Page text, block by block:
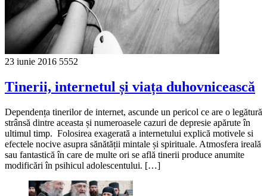
23 iunie 2016 5552
Tinerii, internetul și viața duhovnicească
Dependența tinerilor de internet, ascunde un pericol ce are o legătură
strânsă dintre aceasta și numeroasele cazuri de depresie apărute în
ultimul timp. Folosirea exagerată a internetului explică motivele si
efectele nocive asupra sănătății mintale și spirituale. Atmosfera ireală
sau fantastică în care de multe ori se află tinerii produce anumite
modificări în psihicul adolescentului. […]